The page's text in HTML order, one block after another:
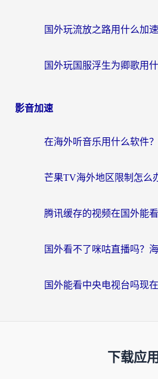
影音加速
下载应用